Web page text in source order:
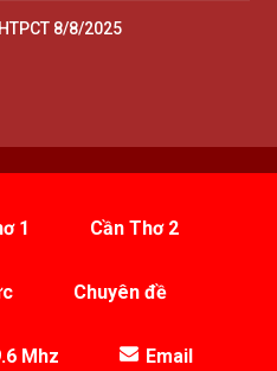
8/8/2025
1 Cần Thơ 2
Chuyên đề
Mhz Email